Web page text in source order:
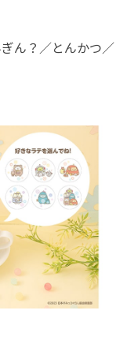
ん？／とんかつ／